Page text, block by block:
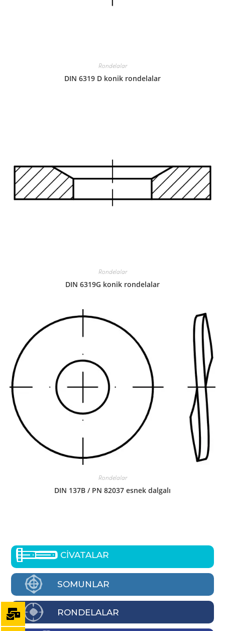
Rondelalar
DIN 6319 D konik rondelalar
Rondelalar
DIN 6319G konik rondelalar
Rondelalar
DIN 137B / PN 82037 esnek dalgalı
CİVATALAR
SOMUNLAR
RONDELALAR